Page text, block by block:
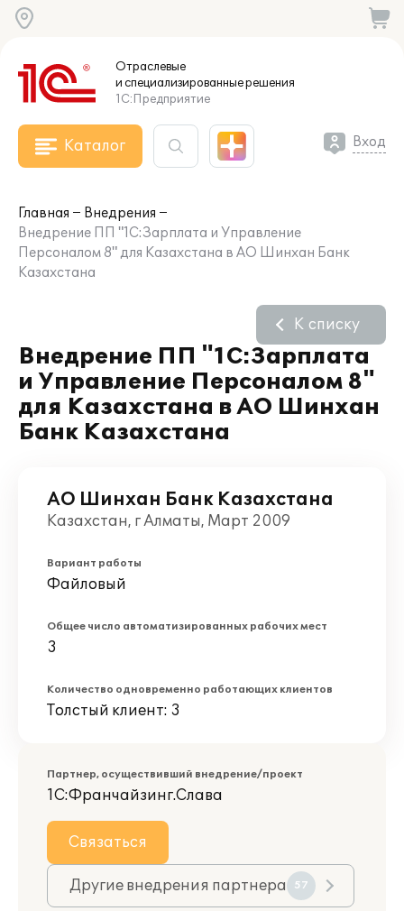
Отраслевые
и специализированныерешения
1С:Предприятие
Каталог Вход
Главная
Внедрения
Внедрение ПП "1С:Зарплата и Управление
Персоналом 8" для Казахстана в АО Шинхан Банк
Казахстана
Внедрение ПП "1С:Зарплата
и Управление Персоналом 8"
для Казахстана в АО Шинхан
Банк Казахстана
К списку
АО Шинхан Банк Казахстана
Казахстан, г Алматы, Март 2009
Вариант работы
Файловый
Общее число автоматизированных рабочих мест
3
Количество одновременно работающих клиентов
Толстый клиент: 3
Партнер, осуществивший внедрение/проект
1С:Франчайзинг.Слава
Связаться
Другие внедрения партнера 57